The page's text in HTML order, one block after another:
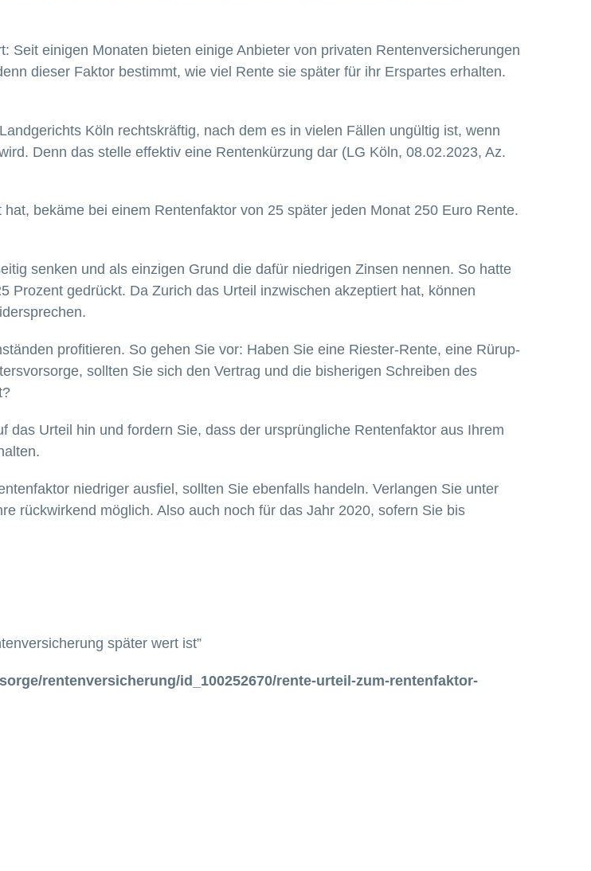
Seit einigen Monaten bieten einige Anbieter von privaten Rentenversicherungen
dieser Faktor bestimmt, wie viel Rente sie später für ihr Erspartes erhalten.
Köln rechtskräftig, nach dem es in vielen Fällen ungültig ist, wenn
Denn das stelle effektiv eine Rentenkürzung dar (LG Köln, 08.02.2023, Az.
bekäme bei einem Rentenfaktor von 25 später jeden Monat 250 Euro Rente.
senken und als einzigen Grund die dafür niedrigen Zinsen nennen. So hatte
Prozent gedrückt. Da Zurich das Urteil inzwischen akzeptiert hat, können
profitieren. So gehen Sie vor: Haben Sie eine Riester-Rente, eine Rürup-
sollten Sie sich den Vertrag und die bisherigen Schreiben des
Urteil hin und fordern Sie, dass der ursprüngliche Rentenfaktor aus Ihrem
niedriger ausfiel, sollten Sie ebenfalls handeln. Verlangen Sie unter
rückwirkend möglich. Also auch noch für das Jahr 2020, sofern Sie bis
später wert ist”
rentenversicherung/id_100252670/rente-urteil-zum-rentenfaktor-